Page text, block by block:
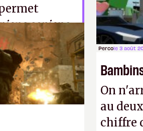
sapiens
Percole 3 août
On
au
chiffre